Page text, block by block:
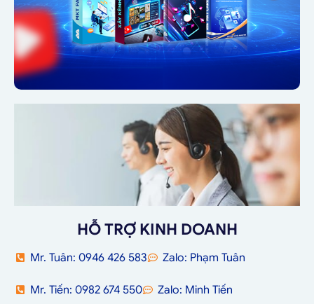
HỖ TRỢ KINH DOANH
Mr. Tuân: 0946 426 583 Zalo: Phạm Tuân
Mr. Tiến: 0982 674 550 Zalo: Minh Tiến